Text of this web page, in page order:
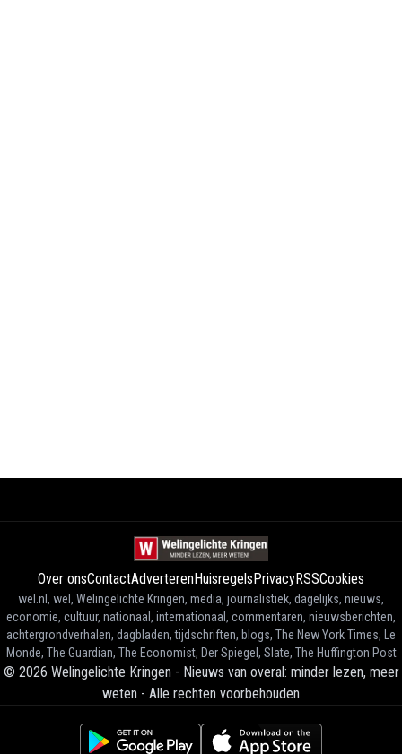
Over onsContactAdverterenHuisregelsPrivacyRSSCookies
wel.nl, wel, Welingelichte Kringen, media, journalistiek, dagelijks, nieuws,
economie, cultuur, nationaal, internationaal, commentaren, nieuwsberichten,
achtergrondverhalen, dagbladen, tijdschriften, blogs, The New York Times, Le
Monde, The Guardian, The Economist, Der Spiegel, Slate, The Huffington Post
© 2026 Welingelichte Kringen - Nieuws van overal: minder lezen, meer
weten - Alle rechten voorbehouden